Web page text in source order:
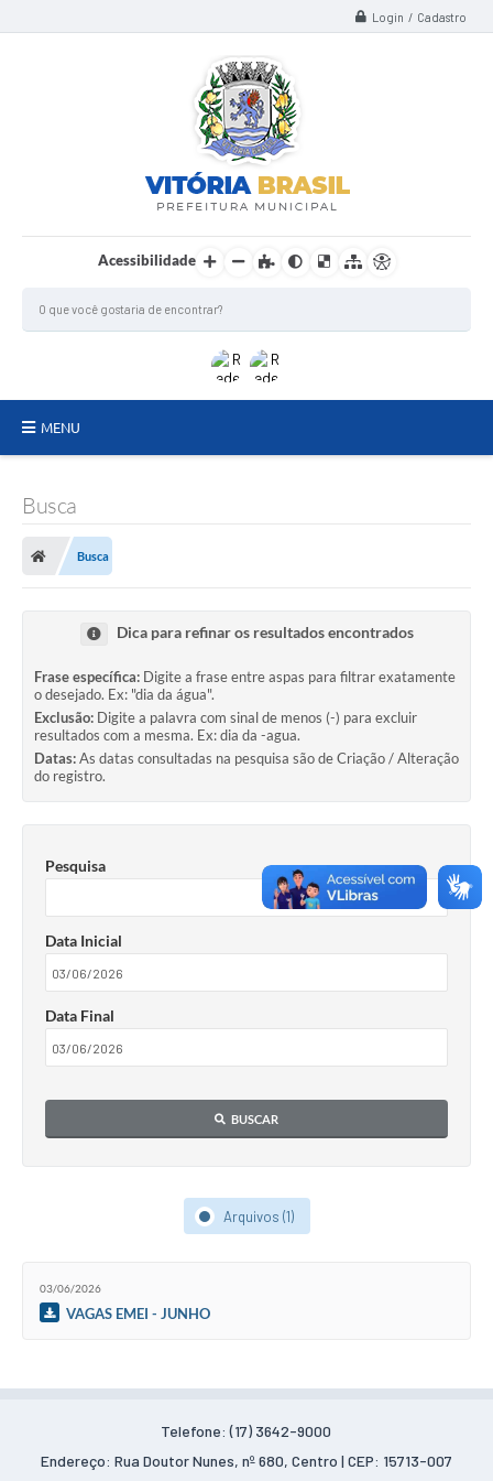
Login / Cadastro
Acessibilidade
MENU
CONSELHOS MUNICIPAIS
Planos Municipais
Secretarias
A Nossa Cidade
Notícias
Carta de Serviços
Ouvidoria
Contas Públicas
Telefones Úteis
SIC/eSIC
Busca
Busca
Dica para refinar os resultados encontrados
Frase específica: Digite a frase entre aspas para filtrar exatamente
o desejado. Ex: "dia da água".
Exclusão: Digite a palavra com sinal de menos (-) para excluir
resultados com a mesma. Ex: dia da -agua.
Datas:As datas consultadas na pesquisa são de Criação / Alteração
do registro.
Pesquisa
Data Inicial
Data Final
BUSCAR
Arquivos (1)
03/06/2026
VAGAS EMEI - JUNHO
Telefone: (17) 3642-9000
Endereço: Rua Doutor Nunes, nº 680, Centro | CEP: 15713-007